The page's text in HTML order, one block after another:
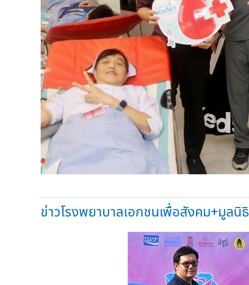
ข่าวโรงพยาบาลเอกชนเพื่อสังคม+มูล